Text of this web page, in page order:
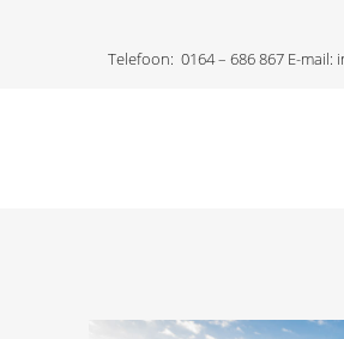
Telefoon: 0164 – 686 867 E-mail: